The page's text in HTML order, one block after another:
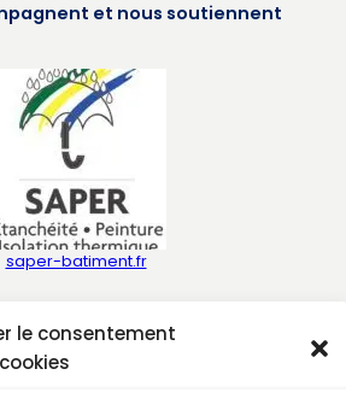
le consentement
et nous soutiennent
saper-batiment.fr